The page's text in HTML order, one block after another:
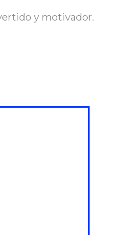
y motivador.